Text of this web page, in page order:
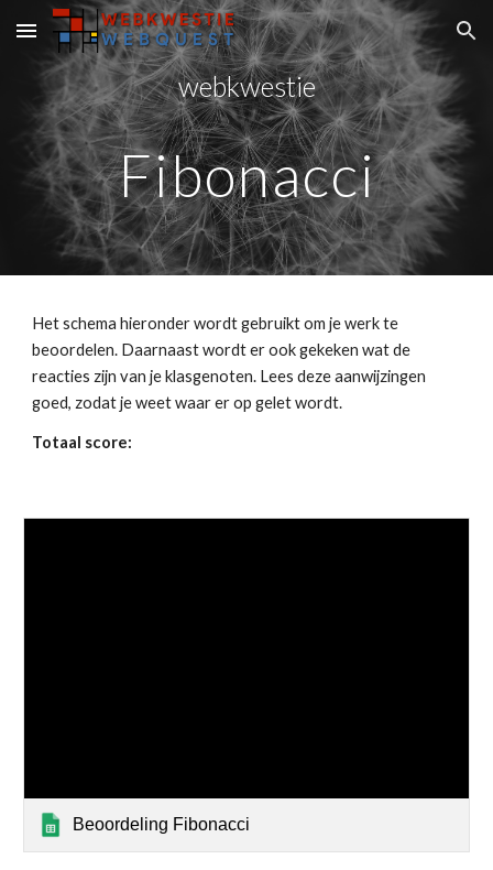
Skip to main content Skip to navigation
webkwestie
Fibonacci
Het schema hieronder wordt gebruikt om je werk te
beoordelen. Daarnaast wordt er ook gekeken wat de
reacties zijn van je klasgenoten. Lees deze aanwijzingen
goed, zodat je weet waar er op gelet wordt.
Totaal score:
Beoordeling Fibonacci